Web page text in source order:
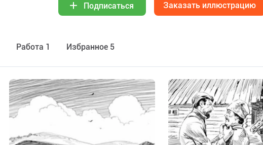
Подписаться Заказать иллюстрацию
Работа 1 Избранное 5